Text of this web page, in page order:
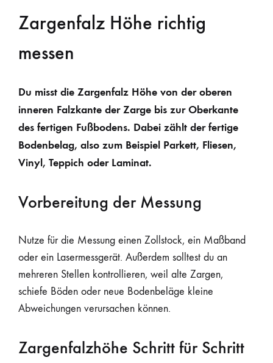
Zargenfalz Höhe richtig
messen
Du misst die Zargenfalz Höhe von der oberen
inneren Falzkante der Zarge bis zur Oberkante
des fertigen Fußbodens. Dabei zählt der fertige
Bodenbelag, also zum Beispiel Parkett, Fliesen,
Vinyl, Teppich oder Laminat.
Vorbereitung der Messung
Nutze für die Messung einen Zollstock, ein Maßband
oder ein Lasermessgerät. Außerdem solltest du an
mehreren Stellen kontrollieren, weil alte Zargen,
schiefe Böden oder neue Bodenbeläge kleine
Abweichungen verursachen können.
Zargenfalzhöhe Schritt für Schritt